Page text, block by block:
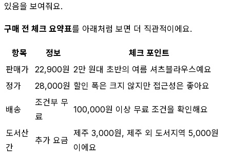
있음을 보여줘요.
구매 전 체크 요약표를 아래처럼 보면 더 직관적이에요.
항목 정보
체크 포인트
판매가 22,900원 2만 원대 초반의 여름 셔츠블라우스예요
정가
28,000원 할인 폭은 크지 않지만 접근성은 좋아요
배송
조건부 무
료
100,000원 이상 무료 조건을 확인해요
도서산
간
추가 요금
제주 3,000원, 제주 외 도서지역 5,000원
이에요